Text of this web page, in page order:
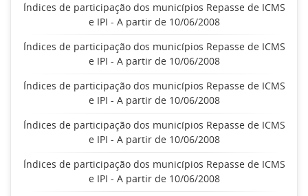
Índices de participação dos municípios Repasse de ICMS
e IPI - A partir de 10/06/2008
Índices de participação dos municípios Repasse de ICMS
e IPI - A partir de 10/06/2008
Índices de participação dos municípios Repasse de ICMS
e IPI - A partir de 10/06/2008
Índices de participação dos municípios Repasse de ICMS
e IPI - A partir de 10/06/2008
Índices de participação dos municípios Repasse de ICMS
e IPI - A partir de 10/06/2008